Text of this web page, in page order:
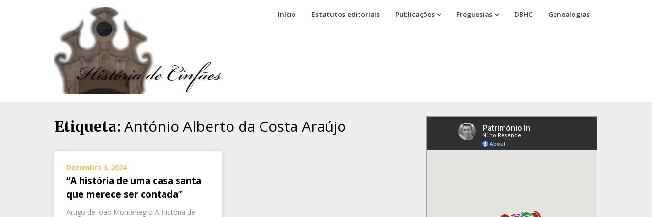
Início Estatutos editoriais Publicações Freguesias DBHC Genealogias
Etiqueta: António Alberto da Costa Araújo
Dezembro 3, 2024
“A história de uma casa santa
que merece ser contada”
Artigo de João Montenegro A História de